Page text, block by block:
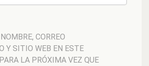
CORREO
Y SITIO WEB EN ESTE
LA PRÓXIMA VEZ QUE